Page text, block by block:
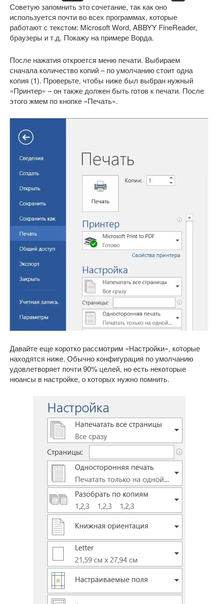
Советую запомнить это сочетание, так как оно
используется почти во всех программах, которые
работают с текстом: Microsoft Word, ABBYY FineReader,
браузеры и т.д. Покажу на примере Ворда.
После нажатия откроется меню печати. Выбираем
сначала количество копий – по умолчанию стоит одна
копия (1). Проверьте, чтобы ниже был выбран нужный
«Принтер» – он также должен быть готов к печати. После
этого жмем по кнопке «Печать».
Давайте еще коротко рассмотрим «Настройки», которые
находятся ниже. Обычно конфигурация по умолчанию
удовлетворяет почти 90% целей, но есть некоторые
нюансы в настройке, о которых нужно помнить.